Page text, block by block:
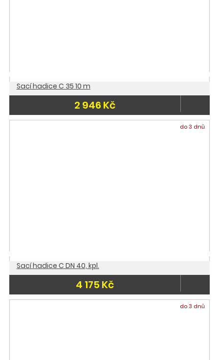
Sací hadice C 35 10 m
2 946 Kč
do 3 dnů
Sací hadice C DN 40, kpl.
4 175 Kč
do 3 dnů